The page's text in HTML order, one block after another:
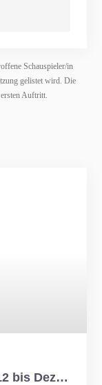
Schauspieler/in
gelistet wird. Die
Auftritt.
2012)